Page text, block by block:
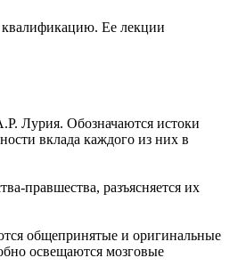
квалификацию. Ее лекции
Лурия. Обозначаются истоки
вклада каждого из них в
правшества, разъясняется их
общепринятые и оригинальные
освещаются мозговые